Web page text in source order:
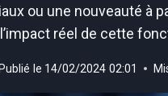
ou une nouveauté à
réel de cette
Publié le 14/02/2024 02:01